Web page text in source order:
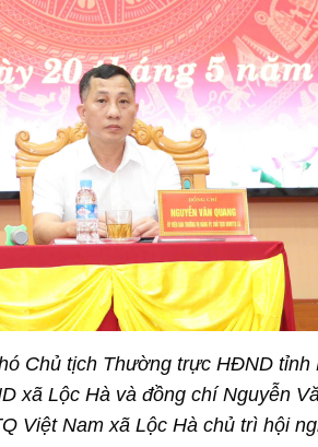
Chủ tịch Thường trực HĐND tỉnh
xã Lộc Hà và đồng chí Nguyễn
Việt Nam xã Lộc Hà chủ trì hội